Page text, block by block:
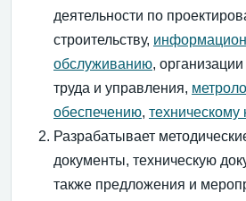
деятельности по
строительству,
обслуживанию,
труда и управления,
обеспечению, техническому
Разрабатывает
документы, техническую
также предложения и